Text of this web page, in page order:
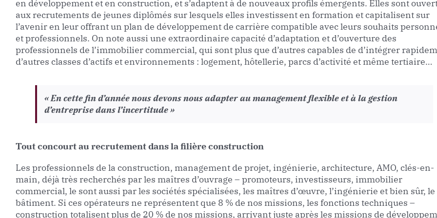
en développement et en construction, et s’adaptent à de nouveaux profils émergents. Elles sont
aux recrutements de jeunes diplômés sur lesquels elles investissent en formation et capitalisent sur
l’avenir en leur offrant un plan de développement de carrière compatible avec leurs souhaits
et professionnels. On note aussi une extraordinaire capacité d’adaptation et d’ouverture des
professionnels de l’immobilier commercial, qui sont plus que d’autres capables de d’intégrer
d’autres classes d’actifs et environnements : logement, hôtellerie, parcs d’activité et même tertiaire…
« En cette fin d’année nous devons nous adapter au management flexible et à la gestion
d’entreprise dans l’incertitude »
Tout concourt au recrutement dans la filière construction
Les professionnels de la construction, management de projet, ingénierie, architecture, AMO, clés-en-
main, déjà très recherchés par les maîtres d’ouvrage – promoteurs, investisseurs, immobilier
commercial, le sont aussi par les sociétés spécialisées, les maîtres d’œuvre, l’ingénierie et bien sûr, le
bâtiment. Si ces opérateurs ne représentent que 8 % de nos missions, les fonctions techniques –
construction totalisent plus de 20 % de nos missions, arrivant juste après les missions de